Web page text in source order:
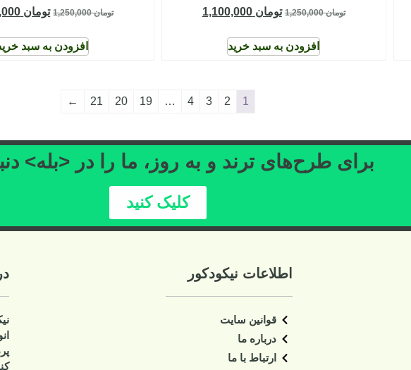
تومان1,250,000 تومان 1,100,000
افزودن به سبد خرید
تومان1,250,000 تومان
افزودن به سبد
1
2
3
4
…
19
20
21
←
برای طرح‌های ترند و به روز، ما را در <بله>
کلیک کنید
اطلاعات نیکودکور
قوانین سایت
درباره ما
ارتباط با ما